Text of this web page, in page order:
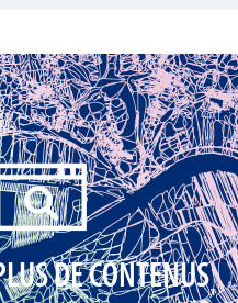
DE CONTENUS